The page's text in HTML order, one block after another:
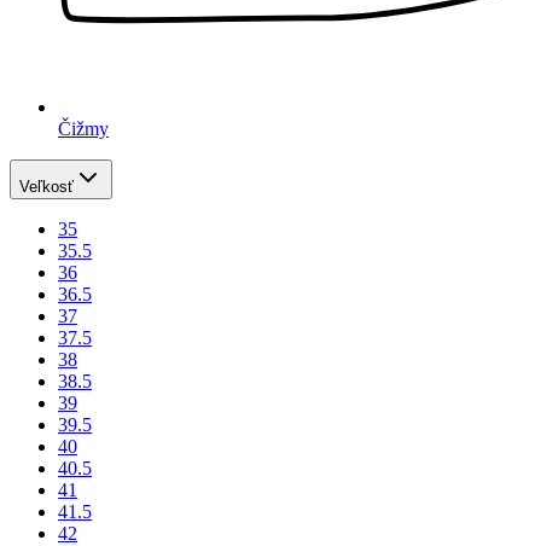
Čižmy
Veľkosť
35
35.5
36
36.5
37
37.5
38
38.5
39
39.5
40
40.5
41
41.5
42